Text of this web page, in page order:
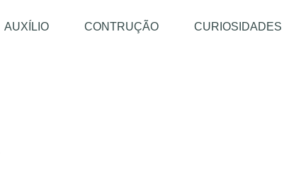
AUXÍLIO CONTRUÇÃO CURIOSIDADES